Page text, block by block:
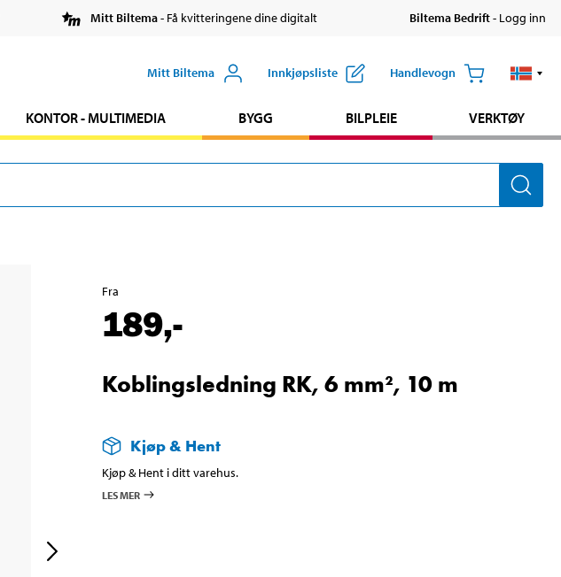
Mitt Biltema- Få kvitteringene dine digitalt Biltema Bedrift- Logg inn
Mitt Biltema Innkjøpsliste Handlevogn
KONTOR - MULTIMEDIA BYGG BILPLEIE VERKTØY
Fra
189,-
Koblingsledning RK, 6 mm², 10 m
Kjøp & Hent
Kjøp & Hent i ditt varehus.
LES MER